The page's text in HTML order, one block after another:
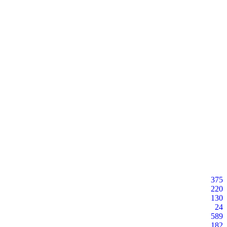
375
220
130
24
589
182